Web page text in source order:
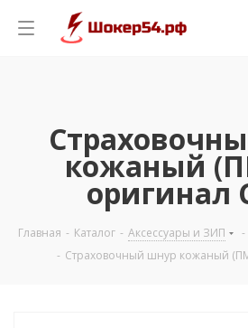
кожаный
оригинал
Главная - Каталог - Аксессуары и ЗИП -
- Страховочный шнур кожаный